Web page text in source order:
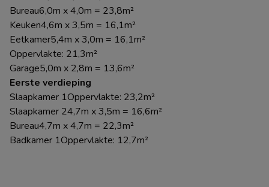
Bureau6,0m x 4,0m = 23,8m²
Keuken4,6m x 3,5m = 16,1m²
Eetkamer5,4m x 3,0m = 16,1m²
Oppervlakte: 21,3m²
Garage5,0m x 2,8m = 13,6m²
Eerste verdieping
Slaapkamer 1Oppervlakte: 23,2m²
Slaapkamer 24,7m x 3,5m = 16,6m²
Bureau4,7m x 4,7m = 22,3m²
Badkamer 1Oppervlakte: 12,7m²